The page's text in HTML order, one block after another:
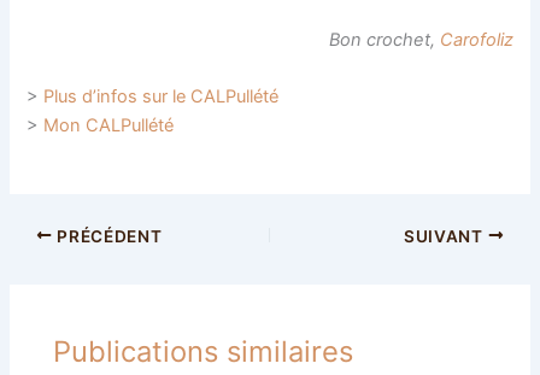
Bon crochet, Carofoliz
> Plus d’infos sur le CALPullété
> Mon CALPullété
PRÉCÉDENT SUIVANT
Publications similaires